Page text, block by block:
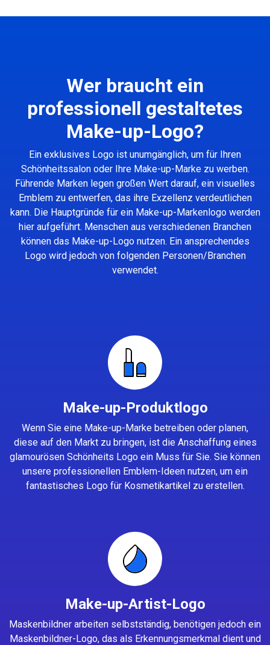
Wer braucht ein
professionell gestaltetes
Make-up-Logo?
Ein exklusives Logo ist unumgänglich, um für Ihren
Schönheitssalon oder Ihre Make-up-Marke zu werben.
Führende Marken legen großen Wert darauf, ein visuelles
Emblem zu entwerfen, das ihre Exzellenz verdeutlichen
kann. Die Hauptgründe für ein Make-up-Markenlogo werden
hier aufgeführt. Menschen aus verschiedenen Branchen
können das Make-up-Logo nutzen. Ein ansprechendes
Logo wird jedoch von folgenden Personen/Branchen
verwendet.
Make-up-Produktlogo
Wenn Sie eine Make-up-Marke betreiben oder planen,
diese auf den Markt zu bringen, ist die Anschaffung eines
glamourösen Schönheits Logo ein Muss für Sie. Sie können
unsere professionellen Emblem-Ideen nutzen, um ein
fantastisches Logo für Kosmetikartikel zu erstellen.
Make-up-Artist-Logo
Maskenbildner arbeiten selbstständig, benötigen jedoch ein
Maskenbildner-Logo, das als Erkennungsmerkmal dient und